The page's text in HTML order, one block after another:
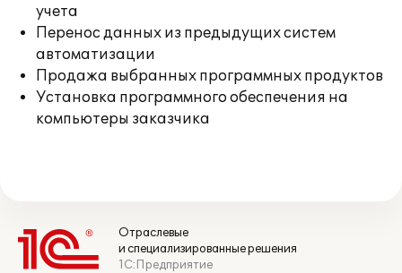
учета
Перенос данных из предыдущих систем
автоматизации
Продажа выбранных программных продуктов
Установка программного обеспечения на
компьютеры заказчика
Отраслевые
и специализированные решения
1С:Предприятие